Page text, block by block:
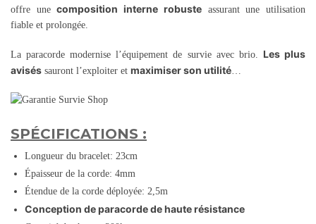
offre unecomposition interne robusteassurant une utilisation
fiable et prolongée.
La paracorde modernise l’équipement de survie avec brio. Les plus
avisés sauront l’exploiter et maximiser son utilité…
SPÉCIFICATIONS :
Longueur du bracelet: 23cm
Épaisseur de la corde: 4mm
Étendue de la corde déployée: 2,5m
Conception de paracorde de haute résistance